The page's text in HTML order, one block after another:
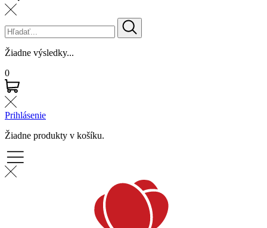
Žiadne výsledky...
0
Prihlásenie
Žiadne produkty v košíku.